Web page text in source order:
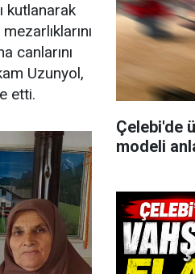
kutlanarak
canlarını
Uzunyol,
etti.
Çelebi'de
modeli